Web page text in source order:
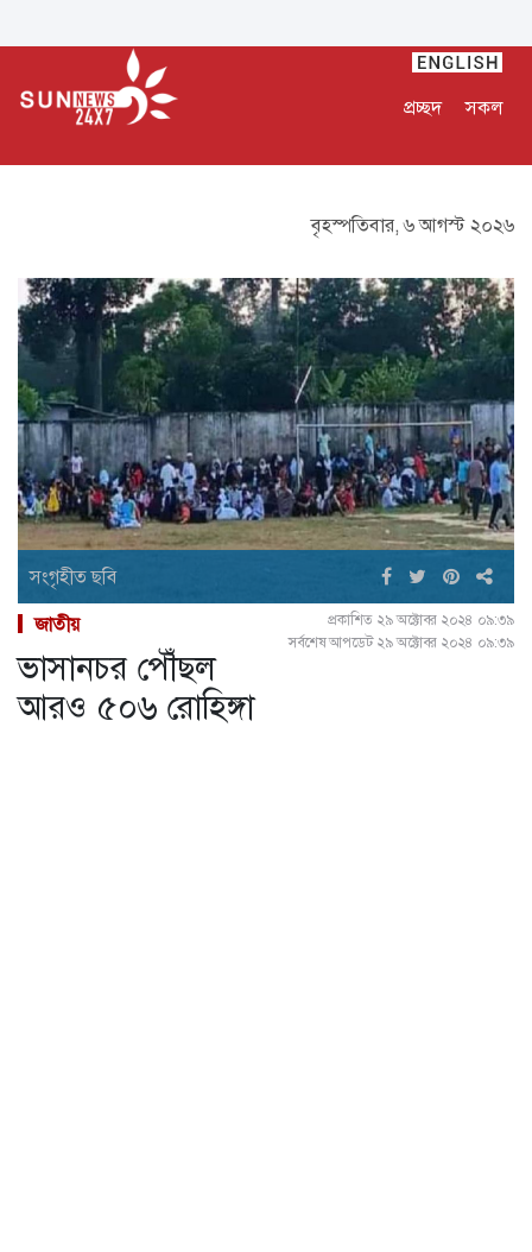
প্রচ্ছদ সকল
বৃহস্পতিবার, ৬ আগস্ট ২০২৬
সংগৃহীত ছবি
জাতীয়
প্রকাশিত ২৯ অক্টোবর ২০২৪ ০৯:৩৯
সর্বশেষ আপডেট ২৯ অক্টোবর ২০২৪ ০৯:৩৯
ভাসানচর পৌঁছল
আরও ৫০৬ রোহিঙ্গা